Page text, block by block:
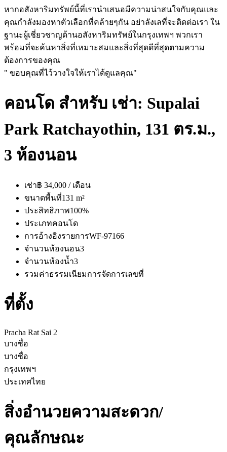
หากอสังหาริมทรัพย์นี้ที่เรานำเสนอมีความน่าสนใจกับคุณและ
คุณกำลังมองหาตัวเลือกที่คล้ายๆกัน อย่าลังเลที่จะติดต่อเรา ใน
ฐานะผู้เชี่ยวชาญด้านอสังหาริมทรัพย์ในกรุงเทพฯ พวกเรา
พร้อมที่จะค้นหาสิ่งที่เหมาะสมและสิ่งที่สุดดีที่สุดตามความ
ต้องการของคุณ
" ขอบคุณที่ไว้วางใจให้เราได้ดูแลคุณ"
คอนโด สำหรับ เช่า: Supalai
Park Ratchayothin, 131 ตร.ม.,
3 ห้องนอน
เช่า฿ 34,000 / เดือน
ขนาดพื้นที่131 m²
ประสิทธิภาพ100%
ประเภทคอนโด
การอ้างอิงรายการWF-97166
จำนวนห้องนอน3
จำนวนห้องน้ำ3
รวมค่าธรรมเนียมการจัดการเลขที่
ที่ตั้ง
Pracha Rat Sai 2
บางซื่อ
บางซื่อ
กรุงเทพฯ
ประเทศไทย
สิ่งอำนวยความสะดวก/
คุณลักษณะ